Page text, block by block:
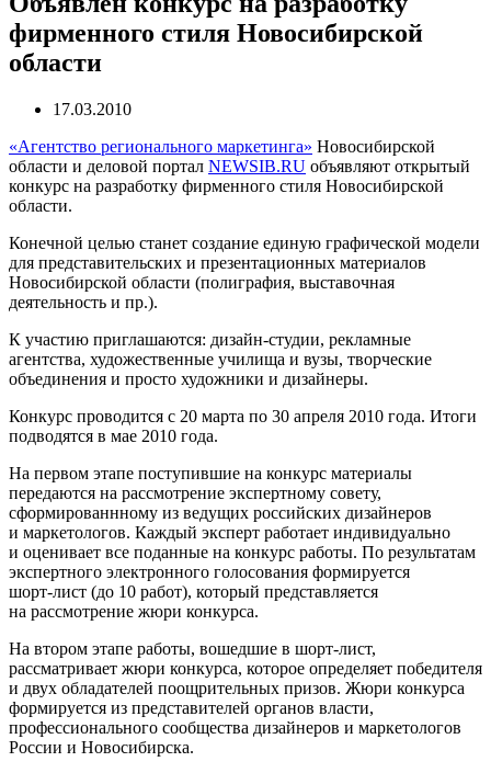
фирменного стиля Новосибирской
области
17.03.2010
«Агентство регионального маркетинга» Новосибирской
области и деловой портал NEWSIB.RU объявляют открытый
конкурс на разработку фирменного стиля Новосибирской
области.
Конечной целью станет создание единую графической модели
для представительских и презентационных материалов
Новосибирской области (полиграфия, выставочная
деятельность и пр.).
К участию приглашаются: дизайн-студии, рекламные
агентства, художественные училища и вузы, творческие
объединения и просто художники и дизайнеры.
Конкурс проводится с 20 марта по 30 апреля 2010 года. Итоги
подводятся в мае 2010 года.
На первом этапе поступившие на конкурс материалы
передаются на рассмотрение экспертному совету,
сформированнному из ведущих российских дизайнеров
и маркетологов. Каждый эксперт работает индивидуально
и оценивает все поданные на конкурс работы. По результатам
экспертного электронного голосования формируется
шорт-лист (до 10 работ), который представляется
на рассмотрение жюри конкурса.
На втором этапе работы, вошедшие в шорт-лист,
рассматривает жюри конкурса, которое определяет победителя
и двух обладателей поощрительных призов. Жюри конкурса
формируется из представителей органов власти,
профессионального сообщества дизайнеров и маркетологов
России и Новосибирска.